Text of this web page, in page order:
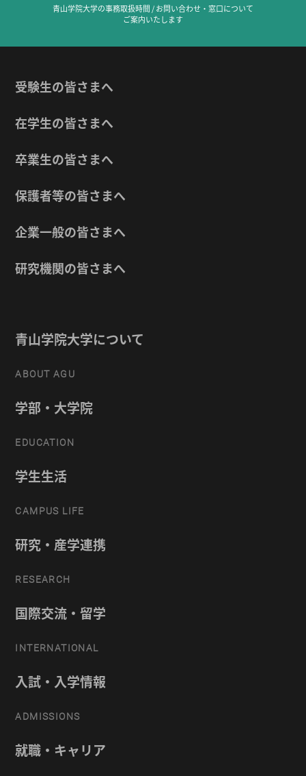
青山学院大学の事務取扱時間 / お問い合わせ・窓口について
ご案内いたします
受験生の皆さまへ
在学生の皆さまへ
卒業生の皆さまへ
保護者等の皆さまへ
企業一般の皆さまへ
研究機関の皆さまへ
青山学院大学について
ABOUT AGU
学部・大学院
EDUCATION
学生生活
CAMPUS LIFE
研究・産学連携
RESEARCH
国際交流・留学
INTERNATIONAL
入試・入学情報
ADMISSIONS
就職・キャリア